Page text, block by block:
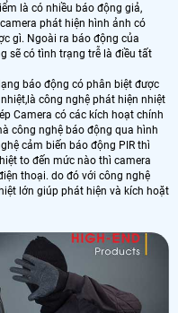
là có nhiều báo động giả,
phát hiện hình ảnh có
gì. Ngoài ra báo động của
sẽ có tình trạng trễ là điều tất
báo động có phân biệt được
công nghệ phát hiện nhiệt
Camera có các kích hoạt chính
công nghệ báo động qua hình
cảm biến báo động PIR thì
to đến mức nào thì camera
thoại. do đó với công nghệ
lớn giúp phát hiện và kích hoặt